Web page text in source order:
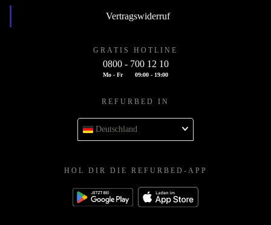
Vertragswiderruf
GRATIS HOTLINE
0800 - 700 12 10
Mo - Fr 09:00 - 19:00
REFURBED IN
Deutschland
HOL DIR DIE REFURBED-APP